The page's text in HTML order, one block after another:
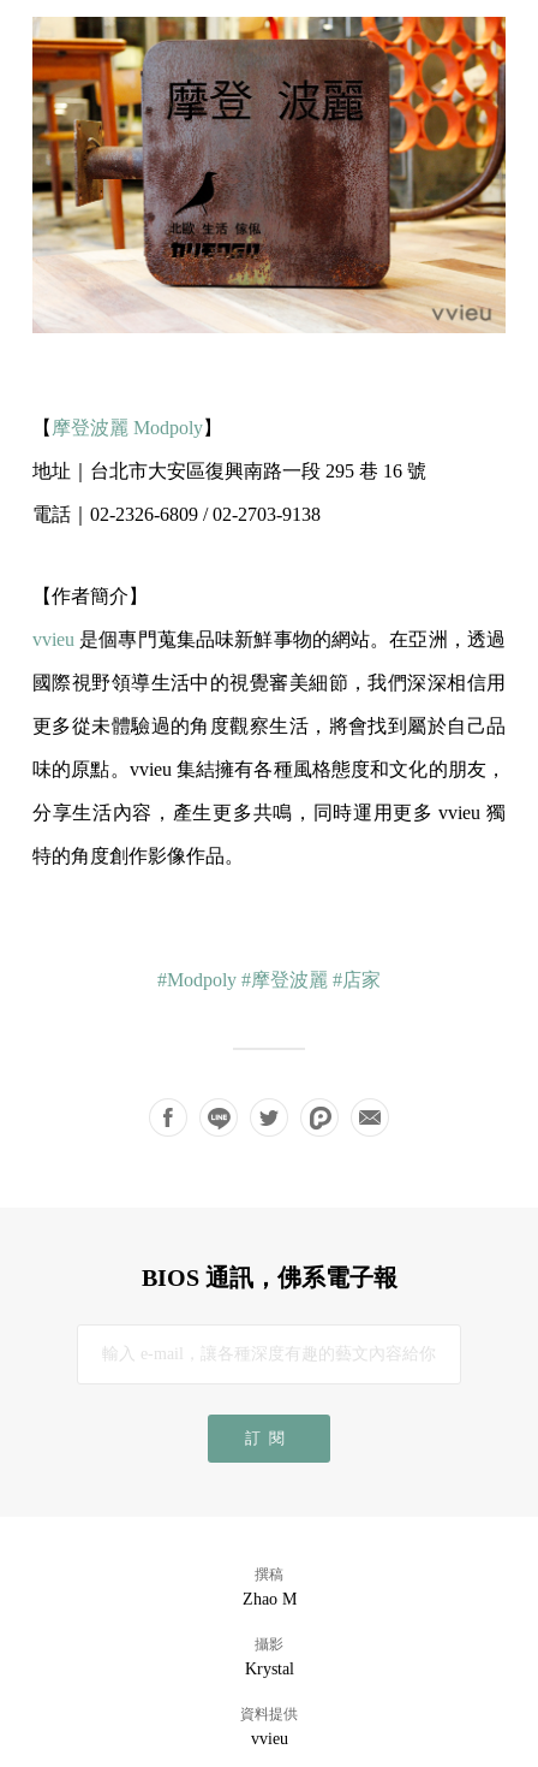
【 摩登波麗 Modpoly】
地址｜台北市大安區復興南路一段 295 巷 16 號
電話｜02-2326-6809 / 02-2703-9138
【作者簡介】
vvieu 是個專門蒐集品味新鮮事物的網站。在亞洲，透過
國際視野領導生活中的視覺審美細節，我們深深相信用
更多從未體驗過的角度觀察生活，將會找到屬於自己品
味的原點。vvieu 集結擁有各種風格態度和文化的朋友，
分享生活內容，產生更多共鳴，同時運用更多 vvieu 獨
特的角度創作影像作品。
#Modpoly #摩登波麗 #店家
BIOS 通訊，佛系電子報
訂閱
撰稿
Zhao M
攝影
Krystal
資料提供
vvieu